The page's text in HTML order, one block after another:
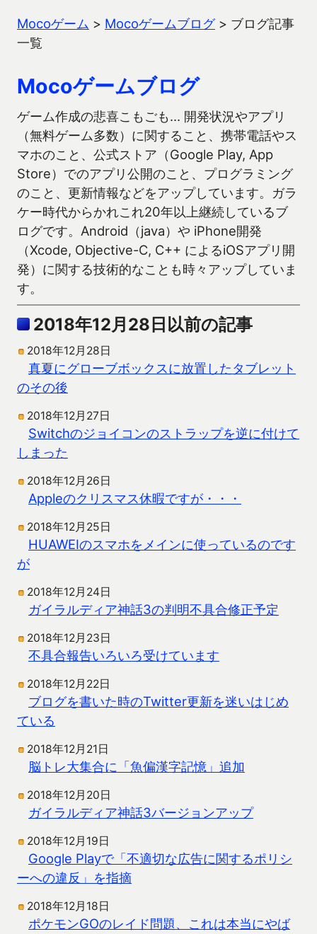
Mocoゲーム > Mocoゲームブログ> ブログ記事
一覧
Mocoゲームブログ
ゲーム作成の悲喜こもごも… 開発状況やアプリ
（無料ゲーム多数）に関すること、携帯電話やス
マホのこと、公式ストア（Google Play, App
Store）でのアプリ公開のこと、プログラミング
のこと、更新情報などをアップしています。ガラ
ケー時代からかれこれ20年以上継続しているブ
ログです。Android（java）や iPhone開発
（Xcode, Objective-C, C++ によるiOSアプリ開
発）に関する技術的なことも時々アップしていま
す。
2018年12月28日以前の記事
2018年12月28日
真夏にグローブボックスに放置したタブレット
のその後
2018年12月27日
Switchのジョイコンのストラップを逆に付けて
しまった
2018年12月26日
Appleのクリスマス休暇ですが・・・
2018年12月25日
HUAWEIのスマホをメインに使っているのです
が
2018年12月24日
ガイラルディア神話3の判明不具合修正予定
2018年12月23日
不具合報告いろいろ受けています
2018年12月22日
ブログを書いた時のTwitter更新を迷いはじめ
ている
2018年12月21日
脳トレ大集合に「魚偏漢字記憶」追加
2018年12月20日
ガイラルディア神話3バージョンアップ
2018年12月19日
Google Playで「不適切な広告に関するポリシ
ーへの違反」を指摘
2018年12月18日
ポケモンGOのレイド問題、これは本当にやば